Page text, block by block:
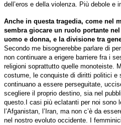
dell’eros e della violenza. Più debole e
Anche in questa tragedia, come nel
sembra giocare un ruolo portante
uomo e donna, e la divisione tra
Secondo me bisognerebbe parlare di
non continuare a erigere barriere fra i
religioni soprattutto quelle monoteiste.
costume, le conquiste di diritti politici e
continuano a essere perseguitate,
scegliere il proprio destino, sia nel
questo.I casi più eclatanti per noi sono
l’Afganistan, l’Iran, ma non c’è da
nel nostro evoluto occidente. I